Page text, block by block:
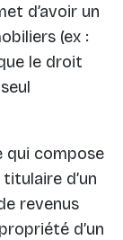
d’avoir un
(ex :
le droit
qui compose
d’un
revenus
d’un